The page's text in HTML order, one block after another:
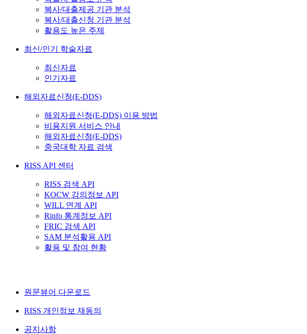
복사/대출제공 기관 분석
복사/대출신청 기관 분석
활용도 높은 주제
최신/인기 학술자료
최신자료
인기자료
해외자료신청(E-DDS)
해외자료신청(E-DDS) 이용 방법
비용지원 서비스 안내
해외자료신청(E-DDS)
중국대학 자료 검색
RISS API 센터
RISS 검색 API
KOCW 강의정보 API
WILL 연계 API
Rinfo 통계정보 API
FRIC 검색 API
SAM 분석활용 API
활용 및 참여 현황
원문뷰어 다운로드
RISS 개인정보 재동의
공지사항